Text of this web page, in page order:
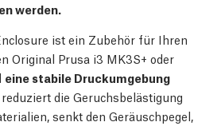
werden.
ist ein Zubehör für Ihren
Original Prusa i3 MK3S+ oder
eine stabile Druckumgebung
die Geruchsbelästigung
senkt den Geräuschpegel,